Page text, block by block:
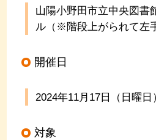
山陽小野田市立中央図書
ル（※階段上がられて左
開催日
2024年11月17 日（日曜日
対象